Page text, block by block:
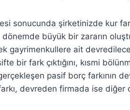
sonucunda şirketinizde kur
dönemde büyük bir zararın
gayrimenkullere ait
bir fark çıktığını, kısmi
pasif borç farkının
devreden firmada ise diğer